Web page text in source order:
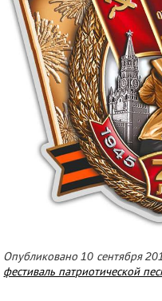
Опубликовано 10 сентября
фестиваль патриотической